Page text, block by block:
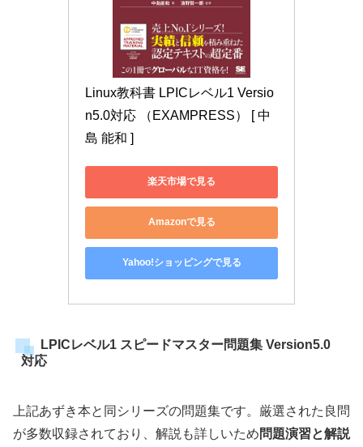
Linux教科書 LPICレベル1 Versio
n5.0対応 （EXAMPRESS） [ 中
島 能和 ]
楽天市場で見る
Amazonで見る
Yahoo!ショッピングで見る
LPICレベル1 スピードマスター問題集 Version5.0
対応
上記あずき本と同シリーズの問題集です。厳選された良問
が多数収録されており、解説も詳しいため問題演習と解説